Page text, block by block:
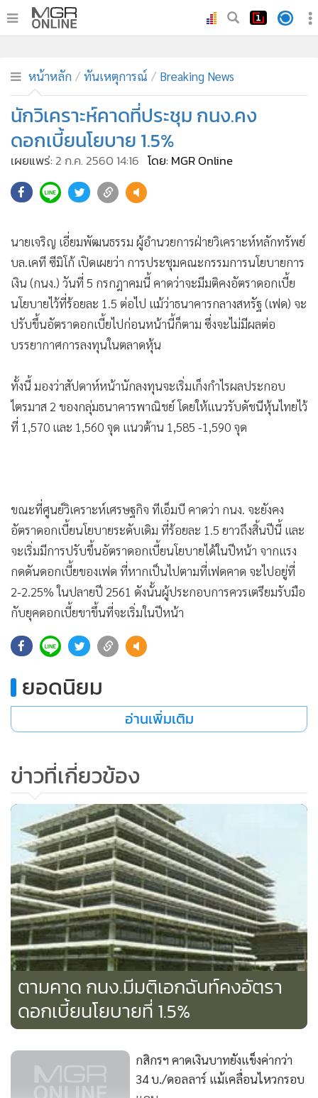
• ทันเหตุการณ์
• ภาคใต้
• ภูมิภาค
• Online Section
• บันเทิง
• ผู้จัดการรายวัน
คอลัมนิสต์
CbizReview
•
Cyber BIZ
ผู้จัดกวน
• Good health & Well-being
• Green Innovation & SD
• MGR Live
• Infographic
• การเมือง
• Special Scoop
• เศรษฐกิจ-ธุรกิจ
• จีน
ชุมชน-คุณภาพชีวิต
•
อาชญากรรม
Motoring
• เกม
• SMEs
• อินโดจีน
• Celeb Online
• Factcheck
ญี่ปุ่น
News1
• Gotomanager
หน้าหลัก ทันเหตุการณ์ Breaking News
นักวิเคราะห์คาดที่ประชุม กนง.คง
ดอกเบี้ยนโยบาย 1.5%
เผยแพร่: 2 ก.ค. 2560 14:16 โดย: MGR Online
นายเจริญ เอี่ยมพัฒนธรรม ผู้อำนวยการฝ่ายวิเคราะห์หลักทรัพย์
บล.เคที ซีมิโก้ เปิดเผยว่า การประชุมคณะกรรมการนโยบายการ
เงิน (กนง.) วันที่ 5 กรกฎาคมนี้ คาดว่าจะมีมติคงอัตราดอกเบี้ย
นโยบายไว้ที่ร้อยละ 1.5 ต่อไป แม้ว่าธนาคารกลางสหรัฐ (เฟด) จะ
ปรับขึ้นอัตราดอกเบี้ยไปก่อนหน้านี้ก็ตาม ซึ่งจะไม่มีผลต่อ
บรรยากาศการลงทุนในตลาดหุ้น
ทั้งนี้ มองว่าสัปดาห์หน้านักลงทุนจะเริ่มเก็งกำไรผลประกอบ
ไตรมาส 2 ของกลุ่มธนาคารพาณิชย์ โดยให้แนวรับดัชนีหุ้นไทยไว้
ที่ 1,570 และ 1,560 จุด แนวต้าน 1,585 -1,590 จุด
ขณะที่ศูนย์วิเคราะห์เศรษฐกิจ ทีเอ็มบี คาดว่า กนง. จะยังคง
อัตราดอกเบี้ยนโยบายระดับเดิม ที่ร้อยละ 1.5 ยาวถึงสิ้นปีนี้ และ
จะเริ่มมีการปรับขึ้นอัตราดอกเบี้ยนโยบายได้ในปีหน้า จากแรง
กดดันดอกเบี้ยของเฟด ที่หากเป็นไปตามที่เฟดคาด จะไปอยู่ที่
2-2.25% ในปลายปี 2561 ดังนั้นผู้ประกอบการควรเตรียมรับมือ
กับยุคดอกเบี้ยขาขึ้นที่จะเริ่มในปีหน้า
ยอดนิยม
อ่านเพิ่มเติม
ข่าวที่เกี่ยวข้อง
ตามคาด กนง.มีมติเอกฉันท์คงอัตรา
ดอกเบี้ยนโยบายที่ 1.5%
กสิกรฯ คาดเงินบาทยังแข็งค่ากว่า
34 บ./ดอลลาร์ แม้เคลื่อนไหวกรอบ